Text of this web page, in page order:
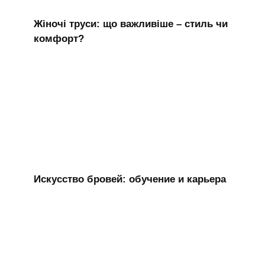
Жіночі труси: що важливіше – стиль чи
комфорт?
Искусство бровей: обучение и карьера